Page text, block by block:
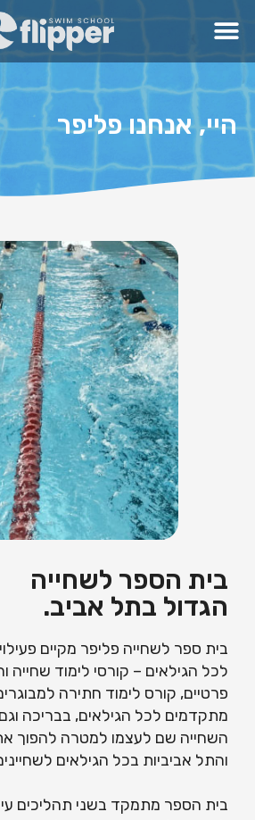
היי, אנחנו פליפר
בית הספר לשחייה
הגדול בתל אביב.
בית ספר לשחייה פליפר מקיים
לכל הגילאים – קורסי לימוד שחייה
פרטיים, קורס לימוד חתירה
מתקדמים לכל הגילאים, בבריכה וגם
השחייה שם לעצמו למטרה להפוך
והתל אביביות בכל הגילאים
בית הספר מתמקד בשני תהליכים